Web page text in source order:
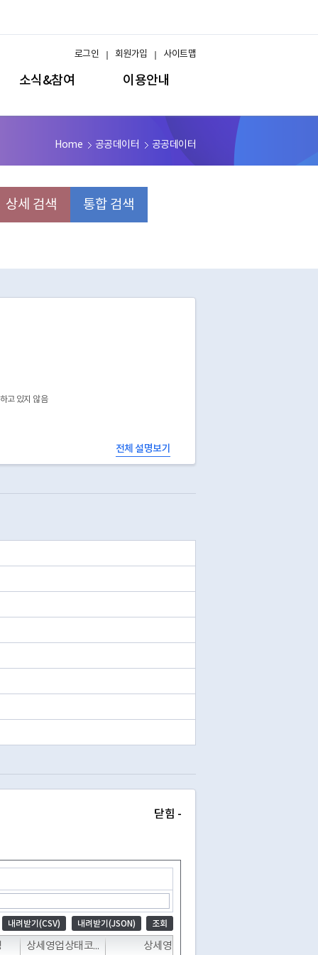
소식&참여 이용안내
로그인 회원가입 사이트맵
Home 공공데이터 공공데이터
상세 검색 통합 검색
고 있지 않음
전체 설명보기
닫힘 -
내려받기(CSV) 내려받기(JSON) 조회
상세영업상태코드 상세영업상태명
T